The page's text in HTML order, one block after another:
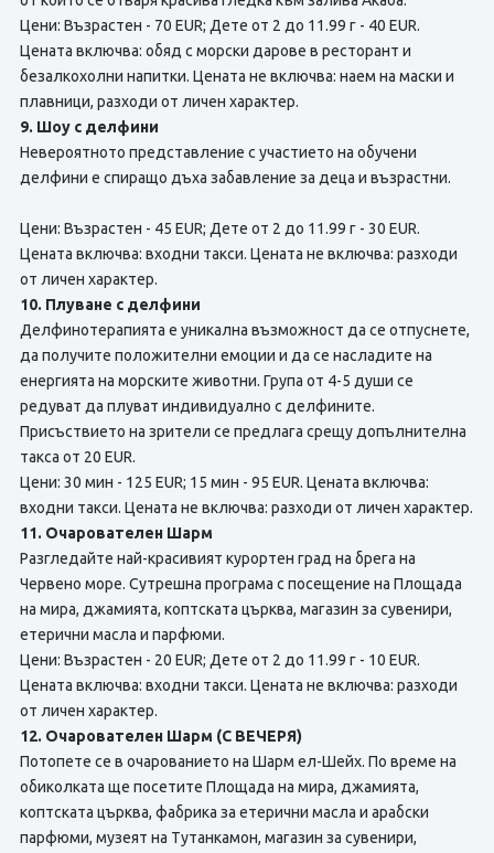
Цени: Възрастен - 70 EUR; Дете от 2 до 11.99 г - 40 EUR.
Цената включва: обяд с морски дарове в ресторант и
безалкохолни напитки. Цената не включва: наем на маски и
плавници, разходи от личен характер.
9. Шоу с делфини
Невероятното представление с участието на обучени
делфини е спиращо дъха забавление за деца и възрастни.
Цени: Възрастен - 45 EUR; Дете от 2 до 11.99 г - 30 EUR.
Цената включва: входни такси. Цената не включва: разходи
от личен характер.
10. Плуване с делфини
Делфинотерапията е уникална възможност да се отпуснете,
да получите положителни емоции и да се насладите на
енергията на морските животни. Група от 4-5 души се
редуват да плуват индивидуално с делфините.
Присъствието на зрители се предлага срещу допълнителна
такса от 20 EUR.
Цени: 30 мин - 125 EUR; 15 мин - 95 EUR. Цената включва:
входни такси. Цената не включва: разходи от личен характер.
11. Очарователен Шарм
Разгледайте най-красивият курортен град на брега на
Червено море. Сутрешна програма с посещение на Площада
на мира, джамията, коптската църква, магазин за сувенири,
етерични масла и парфюми.
Цени: Възрастен - 20 EUR; Дете от 2 до 11.99 г - 10 EUR.
Цената включва: входни такси. Цената не включва: разходи
от личен характер.
12. Очарователен Шарм (С ВЕЧЕРЯ)
Потопете се в очарованието на Шарм ел-Шейх. По време на
обиколката ще посетите Площада на мира, джамията,
коптската църква, фабрика за етерични масла и арабски
парфюми, музеят на Тутанкамон, магазин за сувенири,